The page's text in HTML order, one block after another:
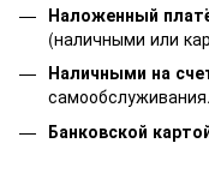
Наложенный
(наличными или
Наличными на
самообслуживания.
Банковской